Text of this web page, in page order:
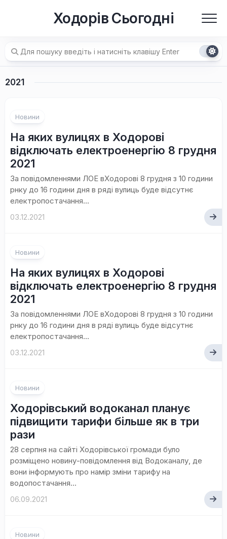
Ходорів Сьогодні
2021
Новини
На яких вулицях в Ходорові
відключать електроенергію 8 грудня
2021
За повідомленнями ЛОЕ вХодорові 8 грудня з 10 години
рнку до 16 години дня в ряді вулиць буде відсутнє
електропостачання...
03.12.2021
Новини
На яких вулицях в Ходорові
відключать електроенергію 8 грудня
2021
За повідомленнями ЛОЕ вХодорові 8 грудня з 10 години
рнку до 16 години дня в ряді вулиць буде відсутнє
електропостачання...
03.12.2021
Новини
Ходорівський водоканал планує
підвищити тарифи більше як в три
рази
28 серпня на сайті Ходорівської громади було
розміщено новину-повідомлення від Водоканалу, де
вони інформують про намір зміни тарифу на
водопостачання...
06.09.2021
Новини